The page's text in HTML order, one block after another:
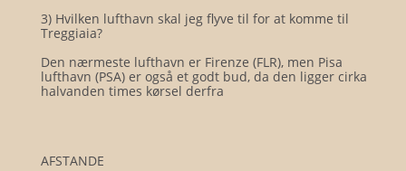
3) Hvilken lufthavn skal jeg flyve til for at komme til
Treggiaia?
Den nærmeste lufthavn er Firenze (FLR), men Pisa
lufthavn (PSA) er også et godt bud, da den ligger cirka
halvanden times kørsel derfra
AFSTANDE